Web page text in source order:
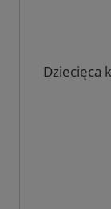
Dziecięca